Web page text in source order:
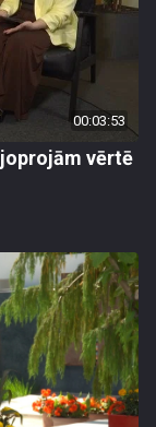
00:03:53
vērtē